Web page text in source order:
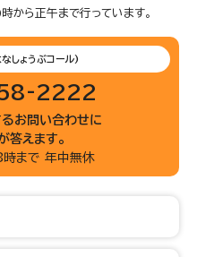
ら正午まで行っています。
しょうぶコール)
2222
お問い合わせに
答えます。
まで 年中無休